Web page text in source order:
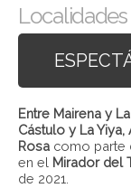
Entre Mairena y
Cástulo y La
Rosa como parte
en el Mirador del
de 2021.